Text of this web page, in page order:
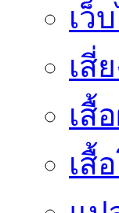
เว็
เสี่
เสื้
เสื้